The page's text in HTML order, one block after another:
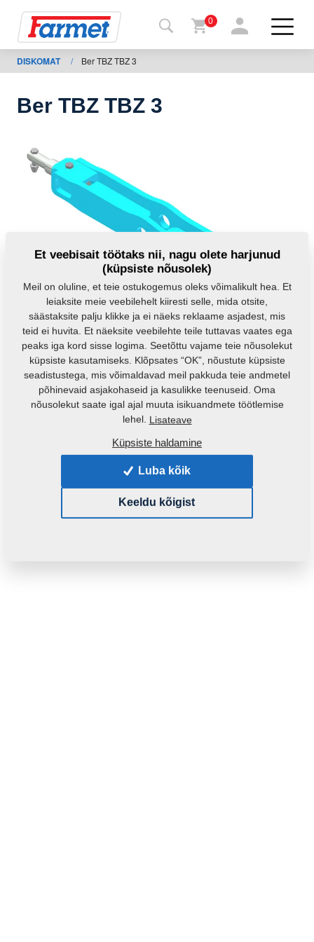
Farmeti
Minu
masinad
Allalaadimiseks
0
DISKOMAT / Ber TBZ TBZ 3
Ber TBZ TBZ 3
4008216
Algne katalooginumber:
40040304003929300030230030724001746
DISKOMAT
Et veebisait töötaks nii, nagu olete harjunud
(küpsiste nõusolek)
Meil on oluline, et teie ostukogemus oleks võimalikult hea. Et
leiaksite meie veebilehelt kiiresti selle, mida otsite,
säästaksite palju klikke ja ei näeks reklaame asjadest, mis
teid ei huvita. Et näeksite veebilehte teile tuttavas vaates ega
peaks iga kord sisse logima. Seetõttu vajame teie nõusolekut
küpsiste kasutamiseks. Klõpsates “OK”, nõustute küpsiste
seadistustega, mis võimaldavad meil pakkuda teie andmetel
põhinevaid asjakohaseid ja kasulikke teenuseid. Oma
nõusolekut saate igal ajal muuta isikuandmete töötlemise
lehel. Lisateave
Küpsiste haldamine
Luba kõik
Keeldu kõigist